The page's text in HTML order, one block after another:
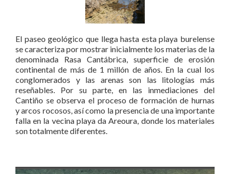
El paseo geológico que llega hasta esta playa burelense
se caracteriza por mostrar inicialmente los materias de la
denominada Rasa Cantábrica, superficie de erosión
continental de más de 1 millón de años. En la cual los
conglomerados y las arenas son las litologías más
reseñables. Por su parte, en las inmediaciones del
Cantiño se observa el proceso de formación de hurnas
y arcos rocosos, así como la presencia de una importante
falla en la vecina playa da Areoura, donde los materiales
son totalmente diferentes.